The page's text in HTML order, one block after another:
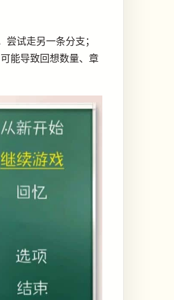
试走另一条分支；
能导致回想数量、章